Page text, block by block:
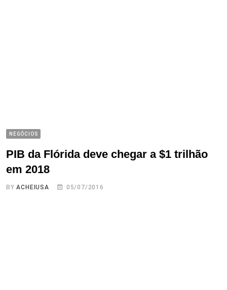
NEGÓCIOS
PIB da Flórida deve chegar a $1 trilhão
em 2018
BYACHEIUSA 05/07/2016